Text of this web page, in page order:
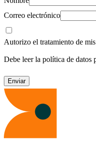
Correo electrónico
Autorizo el tratamiento de
Debe leer la política de datos